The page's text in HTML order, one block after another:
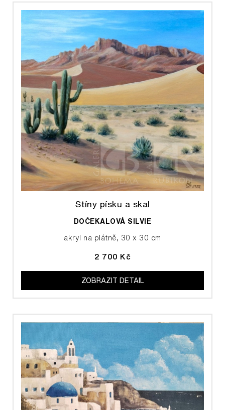
Stíny písku a skal
DOČEKALOVÁ SILVIE
akryl na plátně, 30 x 30 cm
2 700 Kč
ZOBRAZIT DETAIL